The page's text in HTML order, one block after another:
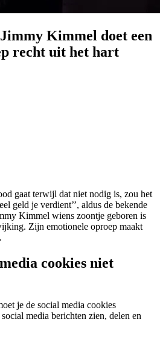
Kimmel doet een
recht uit het hart
gaat terwijl dat niet nodig is, zou het
geld je verdient’’, aldus de bekende
Kimmel wiens zoontje geboren is
Zijn emotionele oproep maakt
cookies niet
je de social media cookies
media berichten zien, delen en